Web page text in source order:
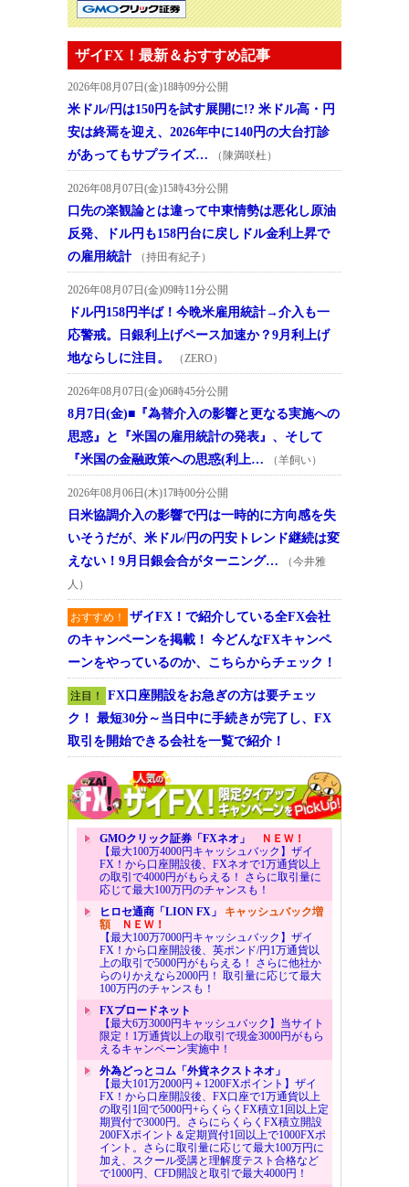
ザイFX！最新＆おすすめ記事
2026年08月07日(金)18時09分公開
米ドル/円は150円を試す展開に!? 米ドル高・円
安は終焉を迎え、2026年中に140円の大台打診
があってもサプライズ…
（陳満咲杜）
2026年08月07日(金)15時43分公開
口先の楽観論とは違って中東情勢は悪化し原油
反発、ドル円も158円台に戻しドル金利上昇で
の雇用統計
（持田有紀子）
2026年08月07日(金)09時11分公開
ドル円158円半ば！今晩米雇用統計→介入も一
応警戒。日銀利上げペース加速か？9月利上げ
地ならしに注目。
（ZERO）
2026年08月07日(金)06時45分公開
8月7日(金)■『為替介入の影響と更なる実施への
思惑』と『米国の雇用統計の発表』、そして
『米国の金融政策への思惑(利上…
（羊飼い）
2026年08月06日(木)17時00分公開
日米協調介入の影響で円は一時的に方向感を失
いそうだが、米ドル/円の円安トレンド継続は変
えない！9月日銀会合がターニング…
（今井雅
人）
おすすめ！
ザイFX！で紹介している全FX会社
のキャンペーンを掲載！ 今どんなFXキャンペ
ーンをやっているのか、こちらからチェック！
注目！
FX口座開設をお急ぎの方は要チェッ
ク！ 最短30分～当日中に手続きが完了し、FX
取引を開始できる会社を一覧で紹介！
GMOクリック証券「FXネオ」
ＮＥＷ！
【最大100万4000円キャッシュバック】ザイ
FX！から口座開設後、FXネオで1万通貨以上
の取引で4000円がもらえる！ さらに取引量に
応じて最大100万円のチャンスも！
ヒロセ通商「LION FX」 キャッシュバック増
額ＮＥＷ！
【最大100万7000円キャッシュバック】ザイ
FX！から口座開設後、英ポンド/円1万通貨以
上の取引で5000円がもらえる！ さらに他社か
らのりかえなら2000円！ 取引量に応じて最大
100万円のチャンスも！
FXブロードネット
【最大6万3000円キャッシュバック】当サイト
限定！1万通貨以上の取引で現金3000円がもら
えるキャンペーン実施中！
外為どっとコム「外貨ネクストネオ」
【最大101万2000円＋1200FXポイント】ザイ
FX！から口座開設後、FX口座で1万通貨以上
の取引1回で5000円+らくらくFX積立1回以上定
期買付で3000円。さらにらくらくFX積立開設
200FXポイント＆定期買付1回以上で1000FXポ
イント。さらに取引量に応じて最大100万円に
加え、スクール受講と理解度テスト合格など
で1000円、CFD開設と取引で最大4000円！